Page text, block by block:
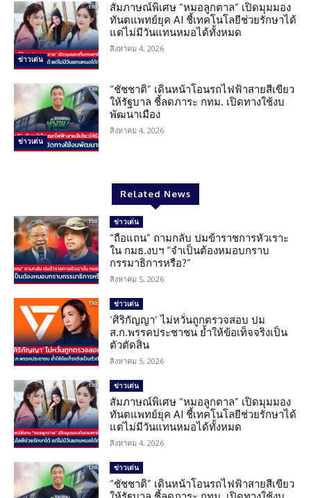
ข่าวเด่น
สัมภาษณ์พิเศษ “หมอลูกตาล” เปิดมุมมอง
ทันตแพทย์ยุค AI ชี้เทคโนโลยีช่วยรักษาได้
แต่ไม่มีวันแทนหมอได้ทั้งหมด
สิงหาคม 4, 2026
ข่าวเด่น
“ชัชชาติ” เดินหน้าโอนรถไฟฟ้าสายสีเขียว
ให้รัฐบาล ชี้ลดภาระ กทม. เปิดทางใช้งบ
พัฒนาเมือง
สิงหาคม 4, 2026
Related News
ข่าวเด่น
“ถือแถน” ถามกลับ ปมข้าราชการหัวเราะ
ใน กมธ.งบฯ “จำเป็นต้องหมอบกราบ
กรรมาธิการหรือ?”
สิงหาคม 5, 2026
ข่าวเด่น
‘ศิริกัญญา’ ไม่หวั่นถูกตรวจสอบ ปม
ส.ก.พรรคประชาชน ย้ำให้ข้อเท็จจริงเป็น
ตัวตัดสิน
สิงหาคม 5, 2026
ข่าวเด่น
สัมภาษณ์พิเศษ “หมอลูกตาล” เปิดมุมมอง
ทันตแพทย์ยุค AI ชี้เทคโนโลยีช่วยรักษาได้
แต่ไม่มีวันแทนหมอได้ทั้งหมด
สิงหาคม 4, 2026
ข่าวเด่น
“ชัชชาติ” เดินหน้าโอนรถไฟฟ้าสายสีเขียว